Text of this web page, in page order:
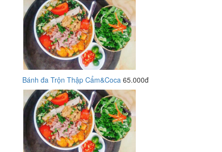
Bánh đa Trộn Thập Cẩm&Coca 65.000đ